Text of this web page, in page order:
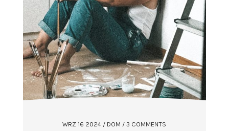
WRZ 16 2024 / DOM / 3 COMMENTS